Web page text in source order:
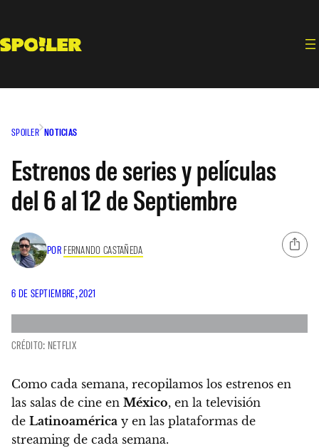
contenido
SPOILER NOTICIAS
Estrenos de series y películas
del 6 al 12 de Septiembre
POR FERNANDO CASTAÑEDA
6 DE SEPTIEMBRE, 2021
CRÉDITO: NETFLIX
Como cada semana, recopilamos los estrenos en
las salas de cine en México, en la televisión
de Latinoamérica y en las plataformas de
streaming de cada semana.